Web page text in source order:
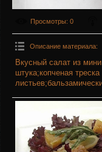
Просмотры: 0
Описание материала:
Вкусный салат из
штука;копченая